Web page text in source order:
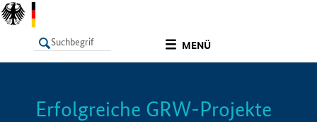
MENÜ
LISTE Info
Erfolgreiche GRW-Projekte